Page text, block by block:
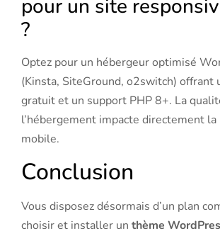
pour un site
?
Optez pour un hébergeur optimisé
(Kinsta, SiteGround, o2switch) offrant
gratuit et un support PHP 8+. La
l’hébergement impacte directement la
mobile.
Conclusion
Vous disposez désormais d’un plan
choisir et installer un thème